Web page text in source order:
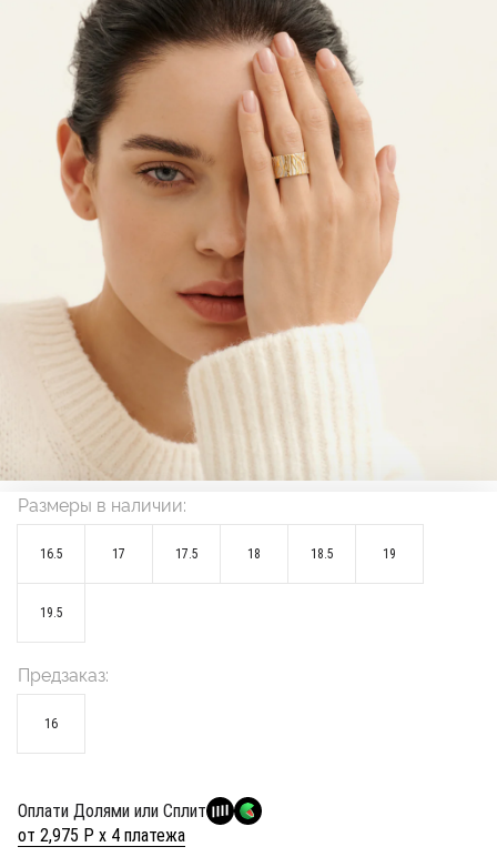
Размеры в наличии:
16.5 17 17.5 18 18.5 19
19.5
Предзаказ:
16
Оплати Долями или Сплит
от 2,975 Р х 4 платежа